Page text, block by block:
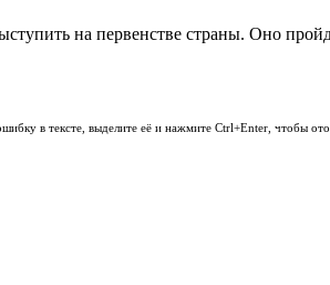
на первенстве страны. Оно
в тексте, выделите её и нажмите Ctrl+Enter, чтобы